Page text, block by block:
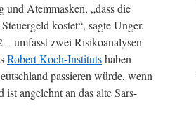
und Atemmasken, „dass die
kostet“, sagte Unger.
umfasst zwei Risikoanalysen
Robert Koch-Institutshaben
passieren würde, wenn
angelehnt an das alte Sars-